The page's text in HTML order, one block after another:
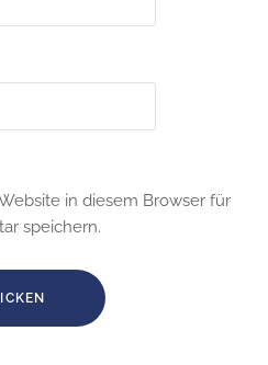
in diesem Browser für
speichern.